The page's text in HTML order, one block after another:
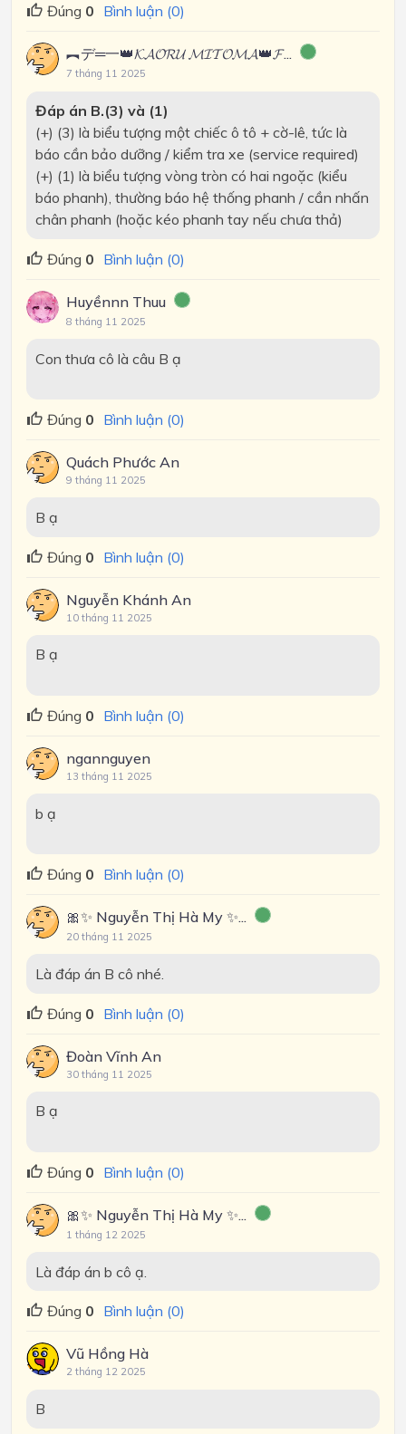
Đúng 0 Bình luận (0)
︻デ═一👑𝓚𝓐𝓞𝓡𝓤 𝓜𝓘𝓣𝓞𝓜𝓐👑𝓕...
7 tháng 11 2025
Đáp án B.(3) và (1)
(+) (3) là biểu tượng một chiếc ô tô + cờ-lê, tức là
báo cần bảo dưỡng / kiểm tra xe (service required)
(+) (1) là biểu tượng vòng tròn có hai ngoặc (kiểu
báo phanh), thường báo hệ thống phanh / cần nhấn
chân phanh (hoặc kéo phanh tay nếu chưa thả)
Đúng 0 Bình luận (0)
Huyềnnn Thuu
8 tháng 11 2025
Con thưa cô là câu B ạ
Đúng 0 Bình luận (0)
Quách Phước An
9 tháng 11 2025
B ạ
Đúng 0 Bình luận (0)
Nguyễn Khánh An
10 tháng 11 2025
B ạ
Đúng 0 Bình luận (0)
ngannguyen
13 tháng 11 2025
b ạ
Đúng 0 Bình luận (0)
🎀✨ Nguyễn Thị Hà My ✨...
20 tháng 11 2025
Là đáp án B cô nhé.
Đúng 0 Bình luận (0)
Đoàn Vĩnh An
30 tháng 11 2025
B ạ
Đúng 0 Bình luận (0)
🎀✨ Nguyễn Thị Hà My ✨...
1 tháng 12 2025
Là đáp án b cô ạ.
Đúng 0 Bình luận (0)
Vũ Hồng Hà
2 tháng 12 2025
B